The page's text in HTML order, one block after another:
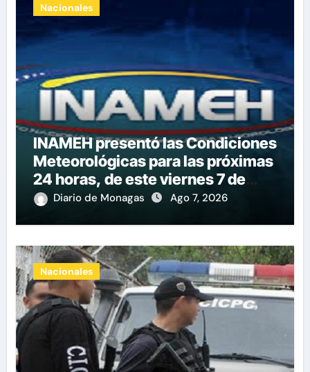
Nacionales
INAMEH presentó las Condiciones
Meteorológicas para las próximas
24 horas, de este viernes 7 de
agosto 2026
Diario de Monagas Ago 7, 2026
Nacionales